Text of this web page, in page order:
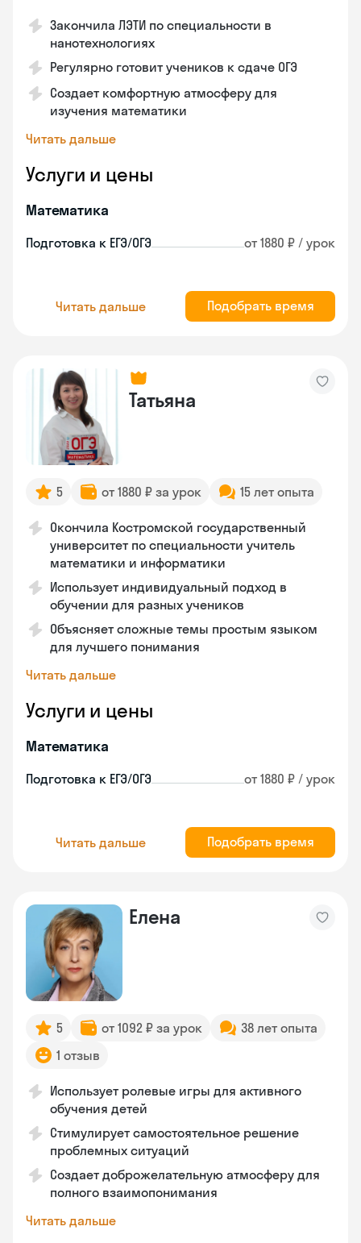
Закончила ЛЭТИ по специальности в
нанотехнологиях
Регулярно готовит учеников к сдаче ОГЭ
Создает комфортную атмосферу для
изучения математики
Читать дальше
Услуги и цены
Математика
Подготовка к ЕГЭ/ОГЭ от 1880 ₽ / урок
Читать дальше Подобрать время
Татьяна
5 от 1880 ₽ за урок 15 лет опыта
Окончила Костромской государственный
университет по специальности учитель
математики и информатики
Использует индивидуальный подход в
обучении для разных учеников
Объясняет сложные темы простым языком
для лучшего понимания
Читать дальше
Услуги и цены
Математика
Подготовка к ЕГЭ/ОГЭ от 1880 ₽ / урок
Читать дальше Подобрать время
Елена
5 от 1092 ₽ за урок
38 лет опыта
1 отзыв
Использует ролевые игры для активного
обучения детей
Стимулирует самостоятельное решение
проблемных ситуаций
Создает доброжелательную атмосферу для
полного взаимопонимания
Читать дальше